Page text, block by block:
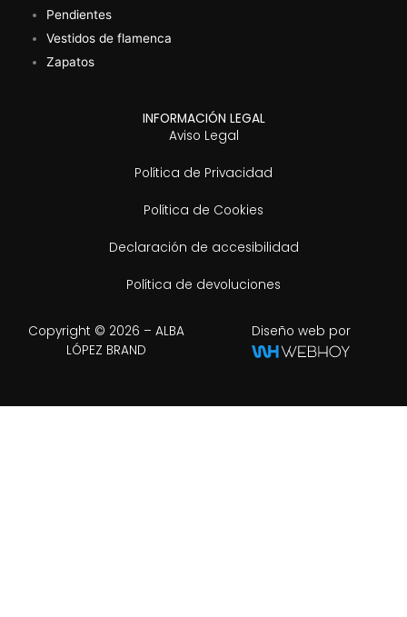
Pendientes
Vestidos de flamenca
Zapatos
INFORMACIÓN LEGAL
Aviso Legal
Política de Privacidad
Política de Cookies
Declaración de accesibilidad
Política de devoluciones
Copyright © 2026 – ALBA
LÓPEZ BRAND
Diseño web por